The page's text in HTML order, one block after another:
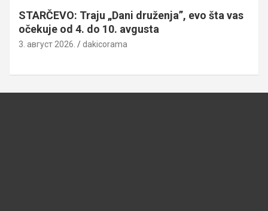
STARČEVO: Traju „Dani druženja”, evo šta vas
očekuje od 4. do 10. avgusta
3. август 2026. dakicorama